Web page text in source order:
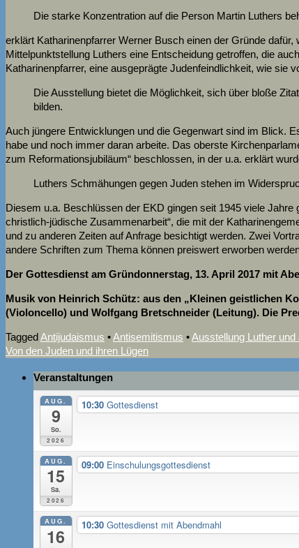
Die starke Konzentration auf die Person Martin Luthers
erklärt Katharinenpfarrer Werner Busch einen der Gründe
Mittelpunktstellung Luthers eine Entscheidung getroffen, die
Katharinenpfarrer, eine ausgeprägte Judenfeindlichkeit, wie sie
Die Ausstellung bietet die Möglichkeit, sich über bloße
bilden.
Auch jüngere Entwicklungen und die Gegenwart sind im Blick.
habe und noch immer daran arbeite. Das oberste
zum Reformationsjubiläum“ beschlossen, in der u.a. erklärt
Luthers Schmähungen gegen Juden stehen im
Diesem u.a. Beschlüssen der EKD gingen seit 1945 viele
christlich-jüdische Zusammenarbeit“, die mit der
und zu anderen Zeiten auf Anfrage besichtigt werden. Zwei
andere Schriften zum Thema können preiswert erworben
Der Gottesdienst am Gründonnerstag, 13. April 2017 mit
Musik von Heinrich Schütz: aus den „Kleinen geistlichen
(Violoncello) und Wolfgang Bretschneider (Leitung). Die
TaggedAntijudaismus •Antisemitismus •Ausstellung Luther und
Von den Juden und ihren Lügen
Veranstaltungen
AUG.
9
So.
2026
10:30 Gottesdienst
AUG.
15
Sa.
2026
09:00 Einschulungsgottesdienst
AUG.
16
10:30 Gottesdienst mit Abendmahl